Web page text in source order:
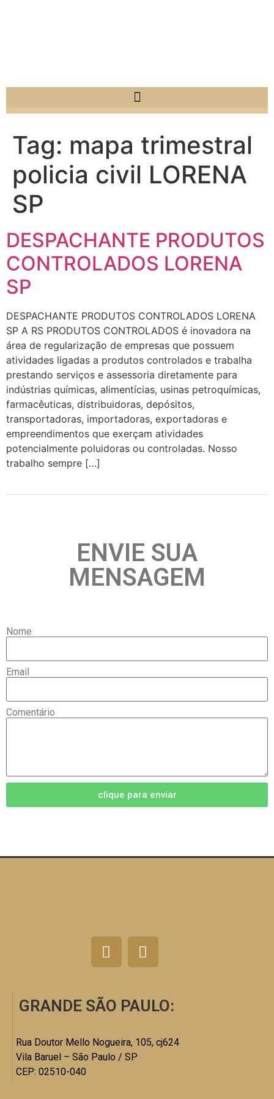
Tag: mapa trimestral
policia civil LORENA
SP
DESPACHANTE PRODUTOS
CONTROLADOS LORENA
SP
DESPACHANTE PRODUTOS CONTROLADOS LORENA
SP A RS PRODUTOS CONTROLADOS é inovadora na
área de regularização de empresas que possuem
atividades ligadas a produtos controlados e trabalha
prestando serviços e assessoria diretamente para
indústrias químicas, alimentícias, usinas petroquímicas,
farmacêuticas, distribuidoras, depósitos,
transportadoras, importadoras, exportadoras e
empreendimentos que exerçam atividades
potencialmente poluidoras ou controladas. Nosso
trabalho sempre […]
ENVIE SUA
MENSAGEM
Nome
Email
Comentário
clique para enviar
GRANDE SÃO PAULO:
Rua Doutor Mello Nogueira, 105, cj624
Vila Baruel – São Paulo / SP
CEP: 02510-040